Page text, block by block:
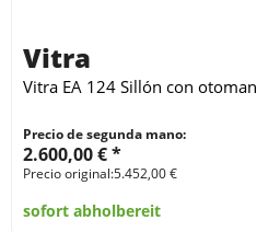
Vitra
Vitra EA 124 Sillón con
Precio de segunda mano:
2.600,00 € *
Precio original:5.452,00 €
sofort abholbereit